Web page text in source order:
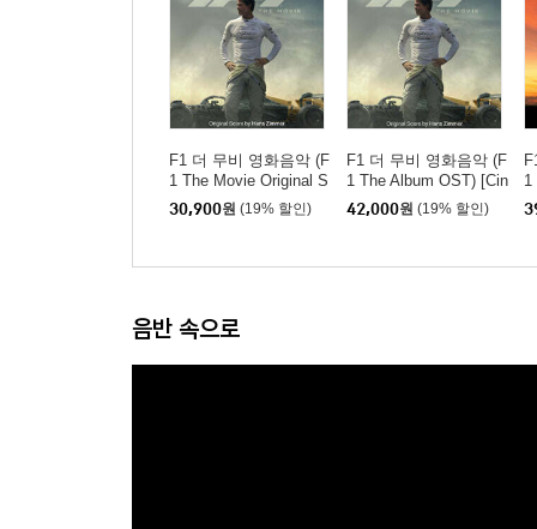
F1 더 무비 영화음악 (F
1 The Movie Original S
core Album Music by H
ans Zimmer)
30,900원 (19% 할인)
F1 더 무비 영화음악 (F
1 The Album OST) [Cin
ematic Edition]
42,000원 (19% 할인)
1
음반 속으로